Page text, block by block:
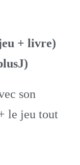
+ livre)
son
le jeu tout